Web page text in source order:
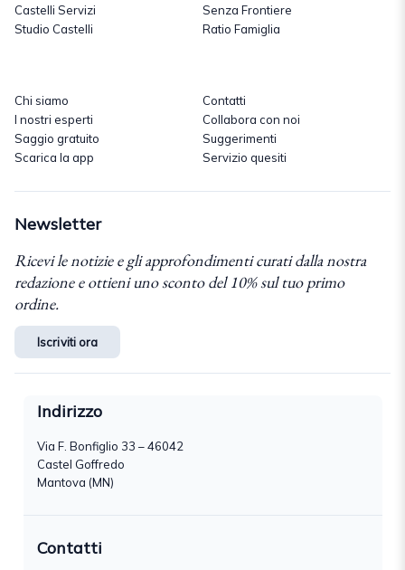
Castelli Servizi
Studio Castelli
Senza Frontiere
Ratio Famiglia
Chi siamo
I nostri esperti
Saggio gratuito
Scarica la app
Contatti
Collabora con noi
Suggerimenti
Servizio quesiti
Newsletter
Ricevi le notizie e gli approfondimenti curati dalla nostra
redazione e ottieni uno sconto del 10% sul tuo primo
ordine.
Iscriviti ora
Indirizzo
Via F. Bonfiglio 33 – 46042
Castel Goffredo
Mantova (MN)
Contatti